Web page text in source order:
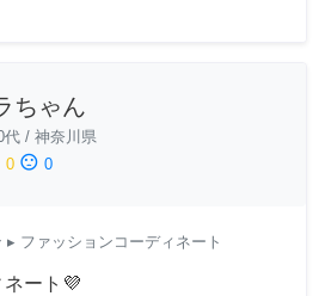
ちゃん
代 / 神奈川県
0 sentiment_dissatisfied 0
▸ ファッションコーディネート
ート💜